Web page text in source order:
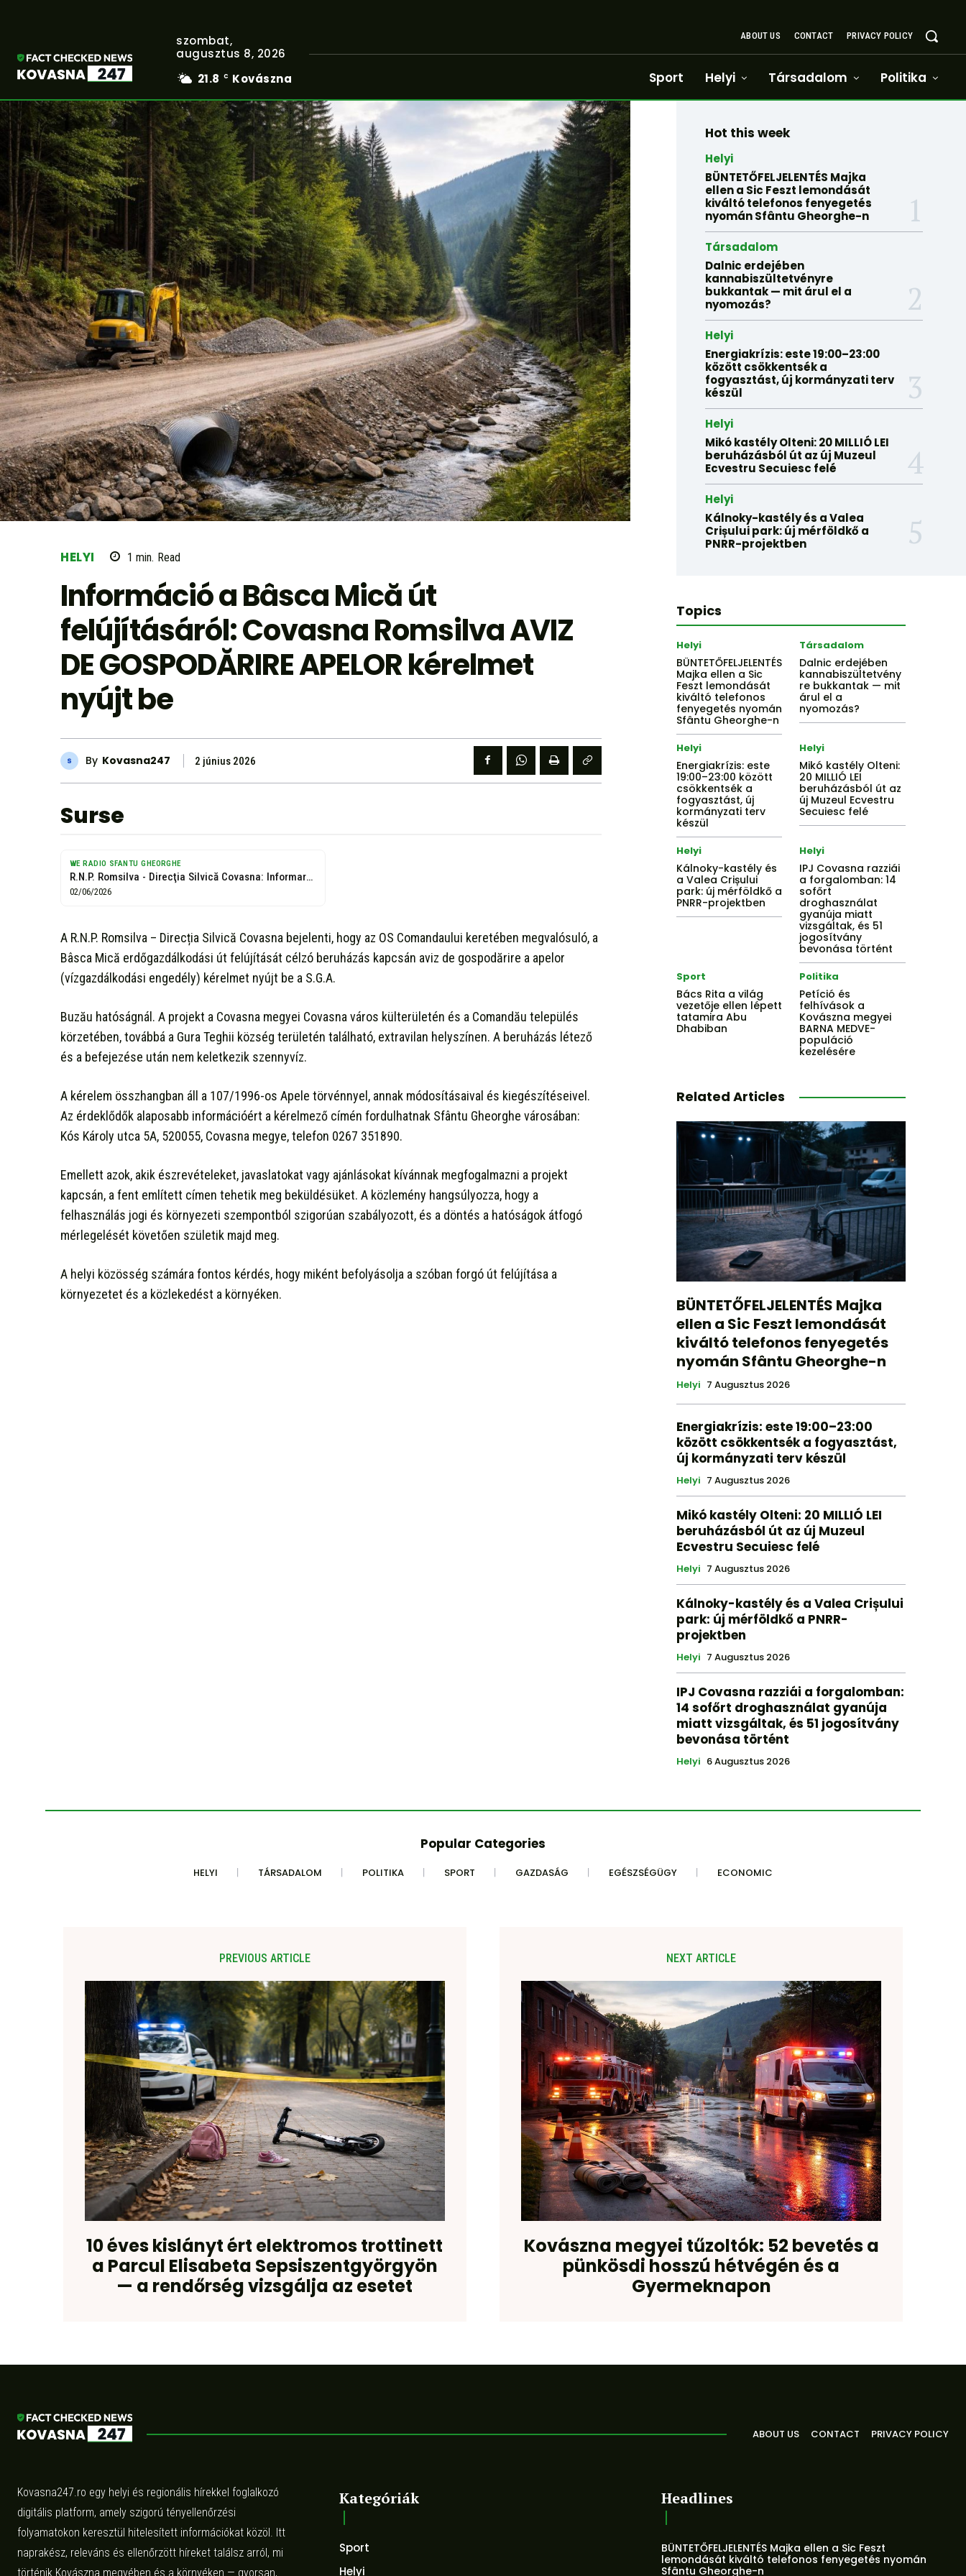
szombat,
augusztus 8, 2026
21.8
C Kovászna
ABOUT US CONTACT PRIVACY POLICY
Sport Helyi Társadalom Politika
HELYI 1 min. Read
Információ a Bâsca Mică út
felújításáról: Covasna Romsilva AVIZ
DE GOSPODĂRIRE APELOR kérelmet
nyújt be
By Kovasna247 2 június 2026
Surse
WE RADIO SFANTU GHEORGHE
R.N.P. Romsilva - Direcţia Silvică Covasna: Informare - We Radio Sfântu Gheorghe
02/06/2026
A R.N.P. Romsilva – Direcția Silvică Covasna bejelenti, hogy az OS Comandaului keretében megvalósuló, a
Bâsca Mică erdőgazdálkodási út felújítását célzó beruházás kapcsán aviz de gospodărire a apelor
(vízgazdálkodási engedély) kérelmet nyújt be a S.G.A.
Buzău hatóságnál. A projekt a Covasna megyei Covasna város külterületén és a Comandău település
körzetében, továbbá a Gura Teghii község területén található, extravilan helyszínen. A beruházás létező
és a befejezése után nem keletkezik szennyvíz.
A kérelem összhangban áll a 107/1996-os Apele törvénnyel, annak módosításaival és kiegészítéseivel.
Az érdeklődők alaposabb információért a kérelmező címén fordulhatnak Sfântu Gheorghe városában:
Kós Károly utca 5A, 520055, Covasna megye, telefon 0267 351890.
Emellett azok, akik észrevételeket, javaslatokat vagy ajánlásokat kívánnak megfogalmazni a projekt
kapcsán, a fent említett címen tehetik meg beküldésüket. A közlemény hangsúlyozza, hogy a
felhasználás jogi és környezeti szempontból szigorúan szabályozott, és a döntés a hatóságok átfogó
mérlegelését követően születik majd meg.
A helyi közösség számára fontos kérdés, hogy miként befolyásolja a szóban forgó út felújítása a
környezetet és a közlekedést a környéken.
Hot this week
Helyi
BÜNTETŐFELJELENTÉS Majka
ellen a Sic Feszt lemondását
kiváltó telefonos fenyegetés
nyomán Sfântu Gheorghe-n
Társadalom
Dalnic erdejében
kannabiszültetvényre
bukkantak — mit árul el a
nyomozás?
Helyi
Energiakrízis: este 19:00–23:00
között csökkentsék a
fogyasztást, új kormányzati terv
készül
Helyi
Mikó kastély Olteni: 20 MILLIÓ LEI
beruházásból út az új Muzeul
Ecvestru Secuiesc felé
Helyi
Kálnoky-kastély és a Valea
Crișului park: új mérföldkő a
PNRR-projektben
Topics
Helyi
BÜNTETŐFELJELENTÉS
Majka ellen a Sic
Feszt lemondását
kiváltó telefonos
fenyegetés nyomán
Sfântu Gheorghe-n
Társadalom
Dalnic erdejében
kannabiszültetvény
re bukkantak — mit
árul el a
nyomozás?
Helyi
Energiakrízis: este
19:00–23:00 között
csökkentsék a
fogyasztást, új
kormányzati terv
készül
Helyi
Mikó kastély Olteni:
20 MILLIÓ LEI
beruházásból út az
új Muzeul Ecvestru
Secuiesc felé
Helyi
Kálnoky-kastély és
a Valea Crișului
park: új mérföldkő a
PNRR-projektben
Helyi
IPJ Covasna razziái
a forgalomban: 14
sofőrt
droghasználat
gyanúja miatt
vizsgáltak, és 51
jogosítvány
bevonása történt
Sport
Bács Rita a világ
vezetője ellen lépett
tatamira Abu
Dhabiban
Politika
Petíció és
felhívások a
Kovászna megyei
BARNA MEDVE-
populáció
kezelésére
Related Articles
BÜNTETŐFELJELENTÉS Majka
ellen a Sic Feszt lemondását
kiváltó telefonos fenyegetés
nyomán Sfântu Gheorghe-n
Helyi 7 Augusztus 2026
Energiakrízis: este 19:00–23:00
között csökkentsék a fogyasztást,
új kormányzati terv készül
Helyi 7 Augusztus 2026
Mikó kastély Olteni: 20 MILLIÓ LEI
beruházásból út az új Muzeul
Ecvestru Secuiesc felé
Helyi 7 Augusztus 2026
Kálnoky-kastély és a Valea Crișului
park: új mérföldkő a PNRR-
projektben
Helyi 7 Augusztus 2026
IPJ Covasna razziái a forgalomban:
14 sofőrt droghasználat gyanúja
miatt vizsgáltak, és 51 jogosítvány
bevonása történt
Helyi 6 Augusztus 2026
Popular Categories
HELYI TÁRSADALOM POLITIKA SPORT GAZDASÁG EGÉSZSÉGÜGY ECONOMIC
PREVIOUS ARTICLE
10 éves kislányt ért elektromos trottinett
a Parcul Elisabeta Sepsiszentgyörgyön
— a rendőrség vizsgálja az esetet
NEXT ARTICLE
Kovászna megyei tűzoltók: 52 bevetés a
pünkösdi hosszú hétvégén és a
Gyermeknapon
ABOUT US CONTACT PRIVACY POLICY
Kovasna247.ro egy helyi és regionális hírekkel foglalkozó
digitális platform, amely szigorú tényellenőrzési
folyamatokon keresztül hitelesített információkat közöl. Itt
naprakész, releváns és ellenőrzött híreket találsz arról, mi
történik Kovászna megyében és a környéken — gyorsan,
Kategóriák
Sport
Helyi
Headlines
BÜNTETŐFELJELENTÉS Majka ellen a Sic Feszt
lemondását kiváltó telefonos fenyegetés nyomán
Sfântu Gheorghe-n